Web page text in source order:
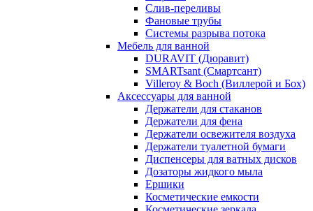
Слив-переливы
Фановые трубы
Системы разрыва потока
Мебель для ванной
DURAVIT (Дюравит)
SMARTsant (Смартсант)
Villeroy & Boch (Виллерой и Бох)
Аксессуары для ванной
Держатели для стаканов
Держатели для фена
Держатели освежителя воздуха
Держатели туалетной бумаги
Диспенсеры для ватных дисков
Дозаторы жидкого мыла
Ершики
Косметические емкости